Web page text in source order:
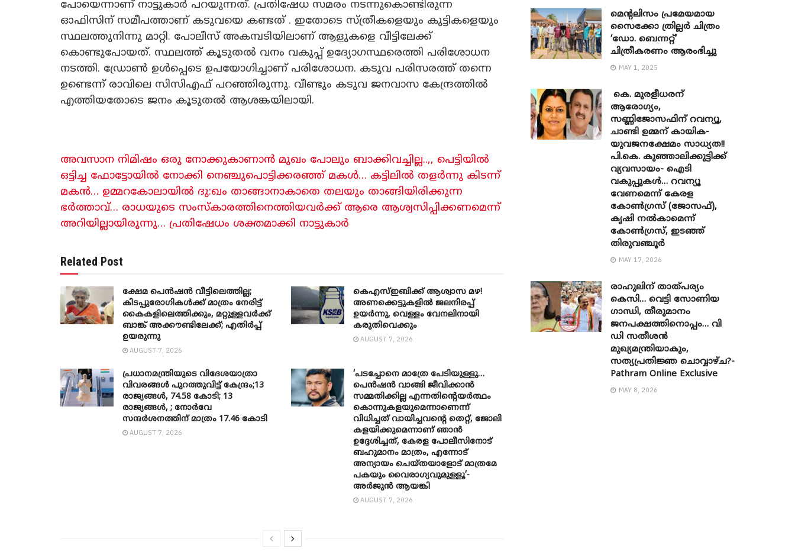
പോയെന്നാണ് നാട്ടുകാർ പറയുന്നത്. പ്രതിഷേധ സമരം നടന്നുകൊണ്ടിരുന്ന
ഓഫിസിന് സമീപത്താണ് കടുവയെ കണ്ടത് . ഇതോടെ സ്ത്രീകളെയും കുട്ടികളെയും
സ്ഥലത്തുനിന്നു മാറ്റി. പോലീസ് അകമ്പടിയിലാണ് ആളുകളെ വീട്ടിലേക്ക്
കൊണ്ടുപോയത്. സ്ഥലത്ത് കൂടുതൽ വനം വകുപ്പ് ഉദ്യോഗസ്ഥരെത്തി പരിശോധന
നടത്തി. ഡ്രോൺ ഉൾപ്പെടെ ഉപയോഗിച്ചാണ് പരിശോധന. കടുവ പരിസരത്ത് തന്നെ
ഉണ്ടെന്ന് രാവിലെ സിസിഎഫ് പറഞ്ഞിരുന്നു. വീണ്ടും കടുവ ജനവാസ കേന്ദ്രത്തിൽ
എത്തിയതോടെ ജനം കൂടുതൽ ആശങ്കയിലായി.
അവസാന നിമിഷം ഒരു നോക്കുകാണാൻ മുഖം പോലും ബാക്കിവച്ചില്ല..,, പെട്ടിയിൽ
ഒട്ടിച്ച ഫോട്ടോയിൽ നോക്കി നെഞ്ചുപൊട്ടിക്കരഞ്ഞ് മകൾ… കട്ടിലിൽ തളർന്നു കിടന്ന്
മകൻ… ഉമ്മറകോലായിൽ ദു:ഖം താങ്ങാനാകാതെ തലയും താങ്ങിയിരിക്കുന്ന
ഭർത്താവ്… രാധയുടെ സംസ്കാരത്തിനെത്തിയവർക്ക് ആരെ ആശ്വസിപ്പിക്കണമെന്ന്
അറിയില്ലായിരുന്നു… പ്രതിഷേധം ശക്തമാക്കി നാട്ടുകാർ
Related Post
ക്ഷേമ പെൻഷൻ വീട്ടിലെത്തില്ല;
കിടപ്പുരോഗികൾക്ക് മാത്രം നേരിട്ട്
കൈകളിലെത്തിക്കും, മറ്റുള്ളവർക്ക്
ബാങ്ക് അക്കൗണ്ടിലേക്ക്; എതിർപ്പ്
ഉയരുന്നു
AUGUST 7, 2026
കെഎസ്ഇബിക്ക് ആശ്വാസ മഴ!
അണക്കെട്ടുകളിൽ ജലനിരപ്പ്
ഉയർന്നു, വെള്ളം വേനലിനായി
കരുതിവെക്കും
AUGUST 7, 2026
പ്രധാനമന്ത്രിയുടെ വിദേശയാത്രാ
വിവരങ്ങൾ പുറത്തുവിട്ട് കേന്ദ്രം;13
രാജ്യങ്ങൾ, 74.58 കോടി; 13
രാജ്യങ്ങൾ, ; നോർവേ
സന്ദർശനത്തിന് മാത്രം 17.46 കോടി
AUGUST 7, 2026
‘പടച്ചോനെ മാത്രേ പേടിയുള്ളു…
പെൻഷൻ വാങ്ങി ജീവിക്കാൻ
സമ്മതിക്കില്ല എന്നതിന്റെയർത്ഥം
കൊന്നുകളയുമെന്നാണെന്ന്
വിധിച്ചത് വായിച്ചവന്റെ തെറ്റ്, ജോലി
കളയിക്കുമെന്നാണ് ഞാൻ
ഉദ്ദേശിച്ചത്, കേരള പോലീസിനോട്
ബഹുമാനം മാത്രം, എന്നോട്
അന്യായം ചെയ്തയാളോട് മാത്രമേ
പകയും വൈരാഗ്യവുമുള്ളൂ’-
അർജുൻ ആയങ്കി
AUGUST 7, 2026
മെന്‍റലിസം പ്രമേയമായ
സൈക്കോ ത്രില്ലർ ചിത്രം
‘ഡോ. ബെന്നറ്റ്’
ചിത്രീകരണം ആരംഭിച്ചു
MAY 1, 2025
കെ. മുരളീധരന്
ആരോഗ്യം,
സണ്ണിജോസഫിന് റവന്യൂ,
ചാണ്ടി ഉമ്മന് കായിക-
യുവജനക്ഷേമം സാധ്യത!!
പി.കെ. കുഞ്ഞാലിക്കുട്ടിക്ക്
വ്യവസായം- ഐടി
വകുപ്പുകൾ… റവന്യൂ
വേണമെന്ന് കേരള
കോൺഗ്രസ് (ജോസഫ്),
കൃഷി നൽകാമെന്ന്
കോൺഗ്രസ്, ഇടഞ്ഞ്
തിരുവഞ്ചൂർ
MAY 17, 2026
രാഹുലിന് താത്പര്യം
കെസി… വെട്ടി സോണിയ ​
ഗാന്ധി, തീരുമാനം
ജനപക്ഷത്തിനൊപ്പം… വി
ഡി സതീശൻ
മുഖ്യമന്ത്രിയാകും,
സത്യപ്രതിജ്ഞ ചൊവ്വാഴ്ച?-
Pathram Online Exclusive
MAY 8, 2026